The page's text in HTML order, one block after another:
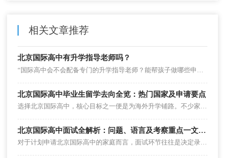
相关文章推荐
北京国际高中有升学指导老师吗？
北京国际高中毕业生留学去向全览：热门国家及申请要点
选择北京国际高中，核心目标之一便是为海外升学铺路。不少家长和学生格外关心：这些毕业生通常会申请哪些国家的大学？不同国家的申请有哪些适配性要求？本文结合鼎石、世青、乐成等北京知名国际高中的升学数据，为大家详解热门留学方向及关键要点。
北京国际高中面试全解析：问题、语言及考察重点一文说清
对于计划申请北京国际高中的家庭而言，面试环节往往是决定录取的关键。不少家长和学生都会疑惑：面试必须用英文回答吗？常问哪些问题？核心考察什么能力？